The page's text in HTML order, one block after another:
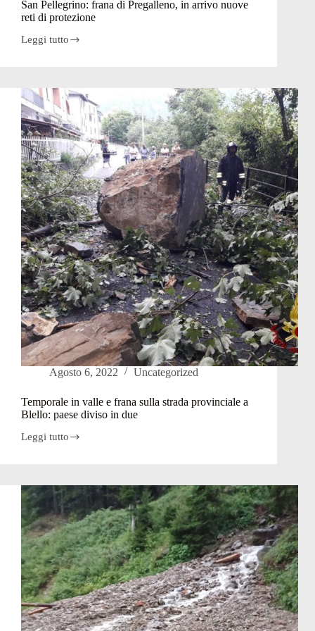
San Pellegrino: frana di Pregalleno, in arrivo nuove
reti di protezione
Leggi tutto
San
Pregalleno,
in
arrivo
nuove
reti
di
protezione
Agosto 6, 2022 Uncategorized
Temporale in valle e frana sulla strada provinciale a
Blello: paese diviso in due
Leggi tutto
Temporale
frana
sulla
strada
provinciale
a
Blello:
paese
diviso
in
due